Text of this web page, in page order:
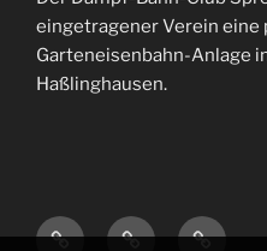
eingetragener Verein
Garteneisenbahn-Anlage
Haßlinghausen.
Anfahrt Impressum